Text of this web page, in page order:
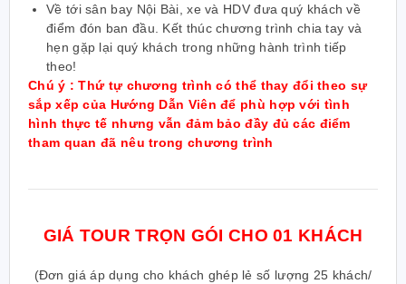
Về tới sân bay Nội Bài, xe và HDV đưa quý khách về
điểm đón ban đầu. Kết thúc chương trình chia tay và
hẹn gặp lại quý khách trong những hành trình tiếp
theo!
Chú ý : Thứ tự chương trình có thể thay đổi theo sự
sắp xếp của Hướng Dẫn Viên để phù hợp với tình
hình thực tế nhưng vẫn đảm bảo đầy đủ các điểm
tham quan đã nêu trong chương trình
GIÁ TOUR TRỌN GÓI CHO 01 KHÁCH
(Đơn giá áp dụng cho khách ghép lẻ số lượng 25 khách/